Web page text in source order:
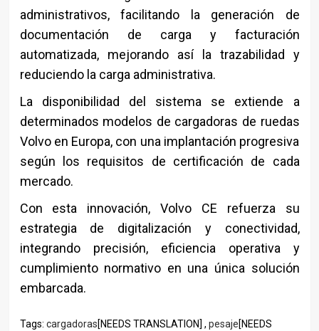
administrativos, facilitando la generación de
documentación de carga y facturación
automatizada, mejorando así la trazabilidad y
reduciendo la carga administrativa.
La disponibilidad del sistema se extiende a
determinados modelos de cargadoras de ruedas
Volvo en Europa, con una implantación progresiva
según los requisitos de certificación de cada
mercado.
Con esta innovación, Volvo CE refuerza su
estrategia de digitalización y conectividad,
integrando precisión, eficiencia operativa y
cumplimiento normativo en una única solución
embarcada.
Tags: cargadoras[NEEDS TRANSLATION] , pesaje[NEEDS